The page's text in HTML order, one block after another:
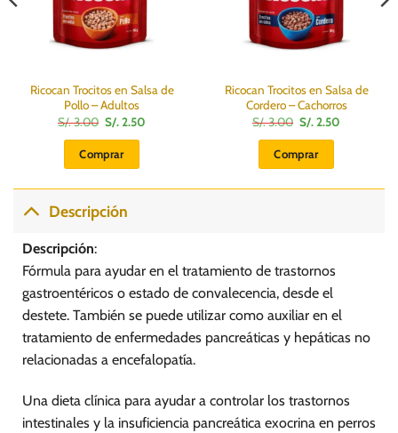
Ricocan Trocitos en Salsa de
Pollo – Adultos
S/.3.00 El
precio
original
era:
S/.
S/.2.50
Comprar
Ricocan Trocitos en Salsa de
Cordero – Cachorros
S/.3.00 El
precio
original
era:
S/.
S/.2.50
Comprar
Descripción
Descripción:
Fórmula para ayudar en el tratamiento de trastornos
gastroentéricos o estado de convalecencia, desde el
destete. También se puede utilizar como auxiliar en el
tratamiento de enfermedades pancreáticas y hepáticas no
relacionadas a encefalopatía.
Una dieta clínica para ayudar a controlar los trastornos
intestinales y la insuficiencia pancreática exocrina en perros